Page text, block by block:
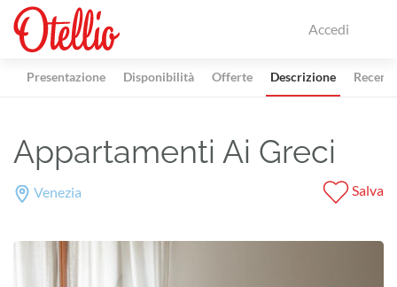
Accedi
Presentazione Disponibilità Offerte Descrizione
Appartamenti Ai Greci
Venezia Salva